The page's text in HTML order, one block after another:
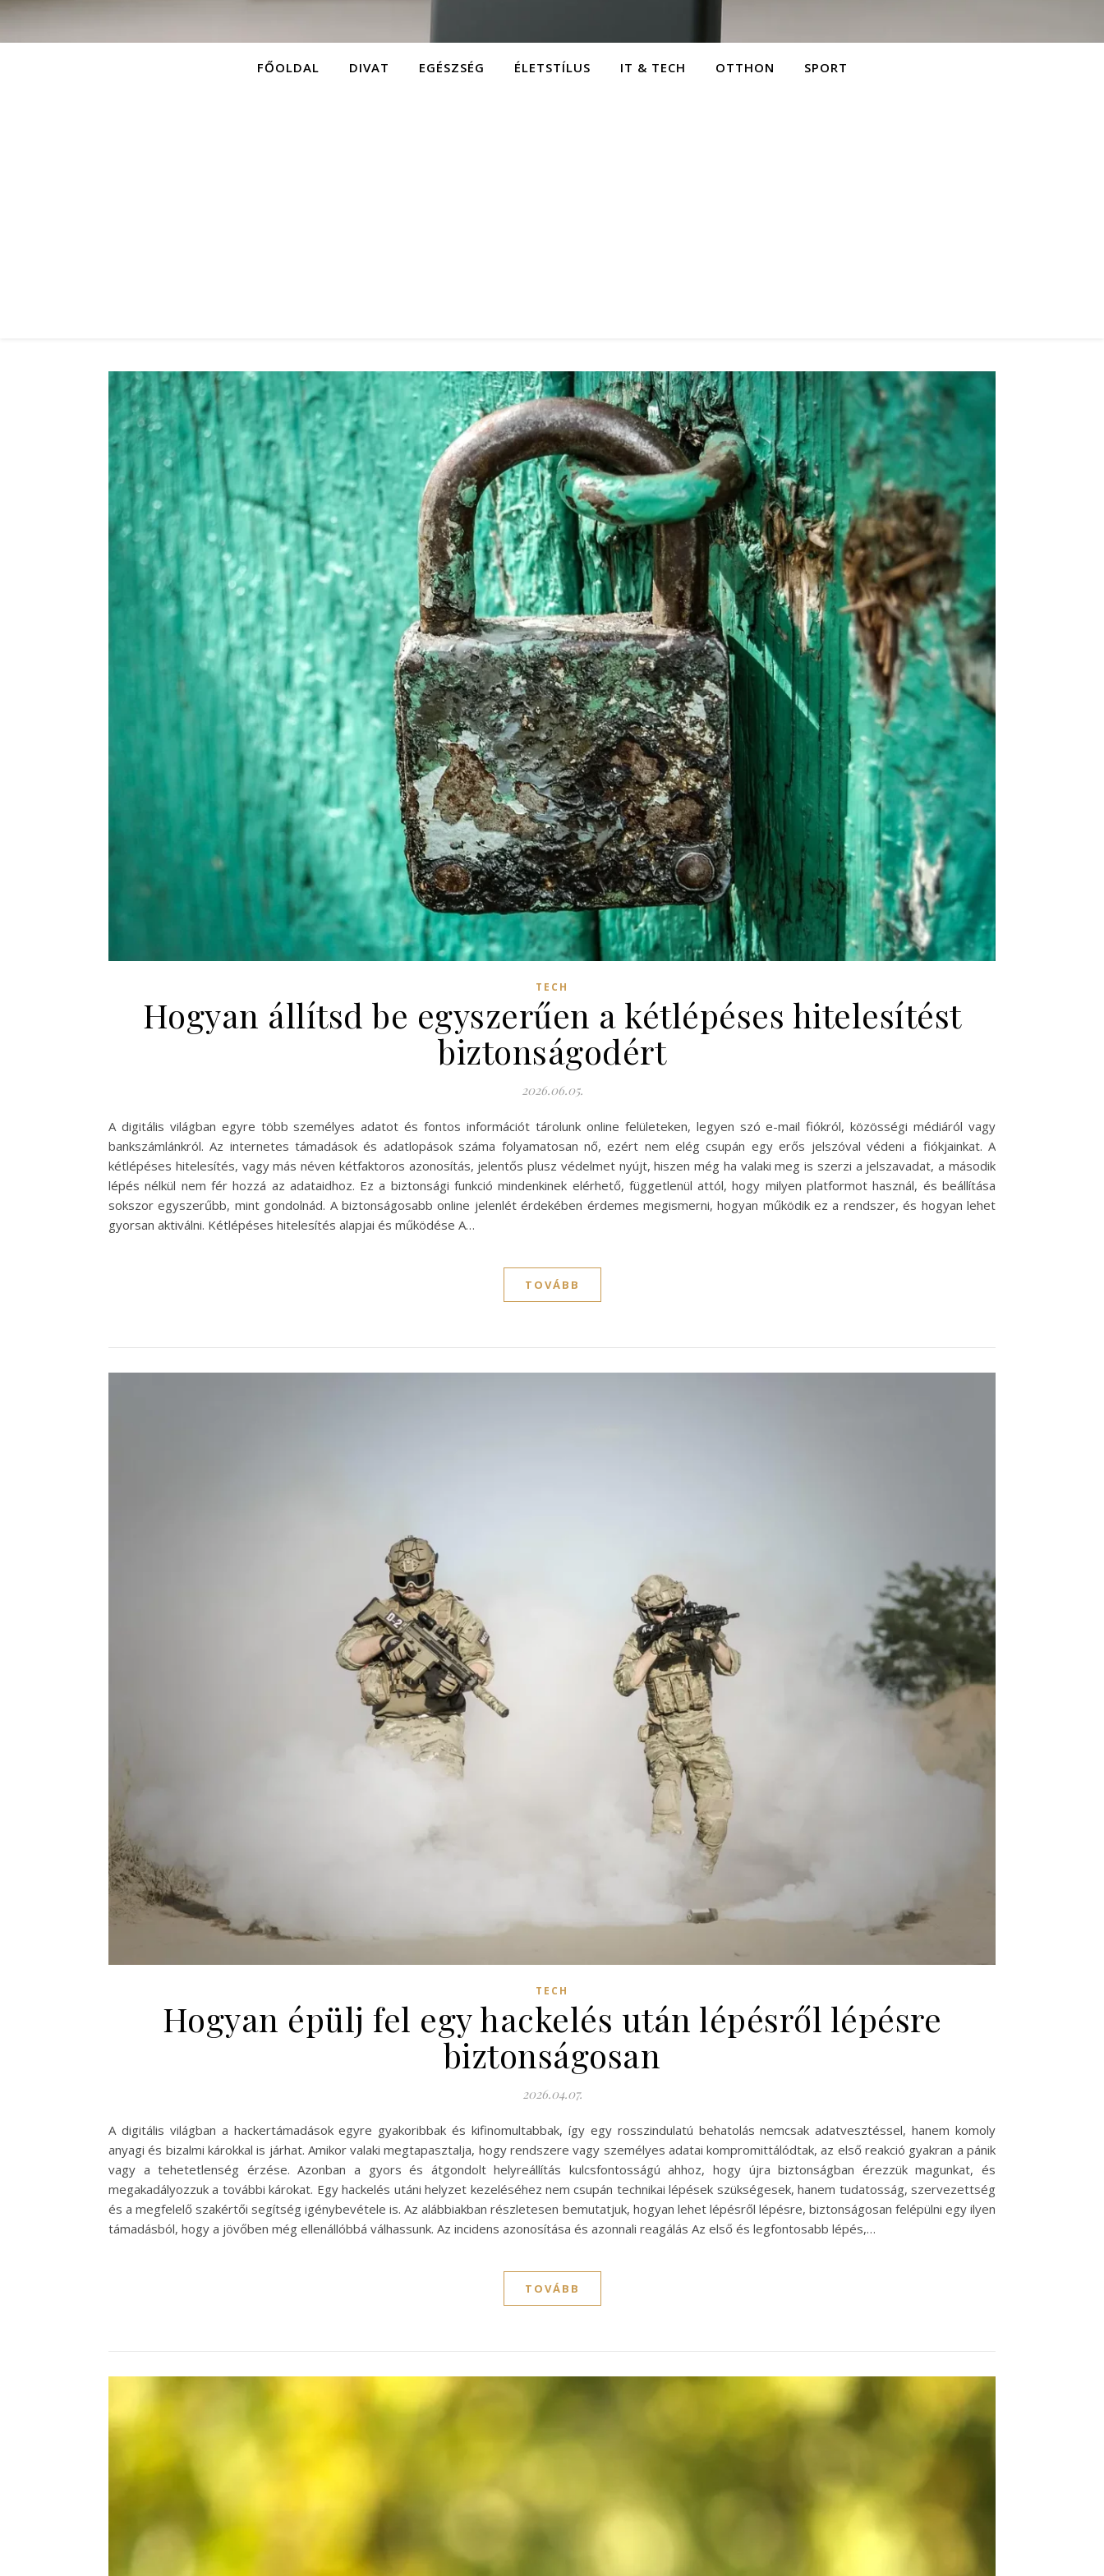
FŐOLDAL DIVAT EGÉSZSÉG ÉLETSTÍLUS IT & TECH OTTHON SPORT
TECH
Hogyan állítsd be egyszerűen a kétlépéses hitelesítést
biztonságodért
2026.06.05.
A digitális világban egyre több személyes adatot és fontos információt tárolunk online felületeken, legyen szó e-mail fiókról, közösségi médiáról vagy
bankszámlánkról. Az internetes támadások és adatlopások száma folyamatosan nő, ezért nem elég csupán egy erős jelszóval védeni a fiókjainkat. A
kétlépéses hitelesítés, vagy más néven kétfaktoros azonosítás, jelentős plusz védelmet nyújt, hiszen még ha valaki meg is szerzi a jelszavadat, a második
lépés nélkül nem fér hozzá az adataidhoz. Ez a biztonsági funkció mindenkinek elérhető, függetlenül attól, hogy milyen platformot használ, és beállítása
sokszor egyszerűbb, mint gondolnád. A biztonságosabb online jelenlét érdekében érdemes megismerni, hogyan működik ez a rendszer, és hogyan lehet
gyorsan aktiválni. Kétlépéses hitelesítés alapjai és működése A…
TOVÁBB
TECH
Hogyan épülj fel egy hackelés után lépésről lépésre
biztonságosan
2026.04.07.
A digitális világban a hackertámadások egyre gyakoribbak és kifinomultabbak, így egy rosszindulatú behatolás nemcsak adatvesztéssel, hanem komoly
anyagi és bizalmi károkkal is járhat. Amikor valaki megtapasztalja, hogy rendszere vagy személyes adatai kompromittálódtak, az első reakció gyakran a pánik
vagy a tehetetlenség érzése. Azonban a gyors és átgondolt helyreállítás kulcsfontosságú ahhoz, hogy újra biztonságban érezzük magunkat, és
megakadályozzuk a további károkat. Egy hackelés utáni helyzet kezeléséhez nem csupán technikai lépések szükségesek, hanem tudatosság, szervezettség
és a megfelelő szakértői segítség igénybevétele is. Az alábbiakban részletesen bemutatjuk, hogyan lehet lépésről lépésre, biztonságosan felépülni egy ilyen
támadásból, hogy a jövőben még ellenállóbbá válhassunk. Az incidens azonosítása és azonnali reagálás Az első és legfontosabb lépés,…
TOVÁBB